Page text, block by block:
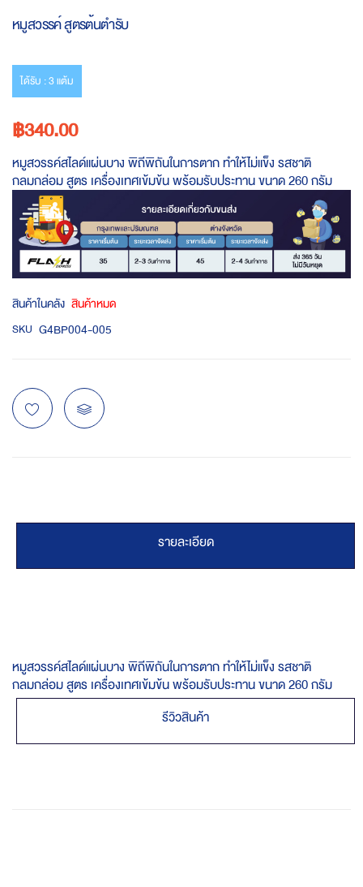
beginning
the
images
gallery
หมูสวรรค์ สูตรต้นตำรับ
ได้รับ : 3 แต้ม
฿340.00
หมูสวรรค์สไลด์แผ่นบาง พิถีพิถันในการตาก ทำให้ไม่แข็ง รสชาติ
กลมกล่อม สูตร เครื่องเทศเข้มข้น พร้อมรับประทาน ขนาด 260 กรัม
สินค้าในคลัง สินค้าหมด
SKU G4BP004-005
รายละเอียด
หมูสวรรค์สไลด์แผ่นบาง พิถีพิถันในการตาก ทำให้ไม่แข็ง รสชาติ
กลมกล่อม สูตร เครื่องเทศเข้มข้น พร้อมรับประทาน ขนาด 260 กรัม
รีวิวสินค้า